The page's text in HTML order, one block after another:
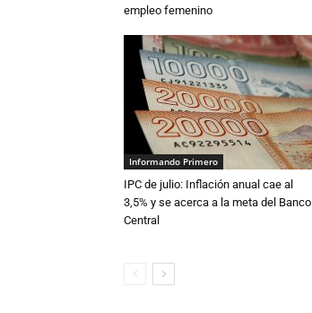
empleo femenino
Informando Primero
IPC de julio: Inflación anual cae al
3,5% y se acerca a la meta del Banco
Central